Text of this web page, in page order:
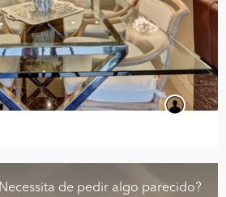
Necessita de pedir algo parecido?